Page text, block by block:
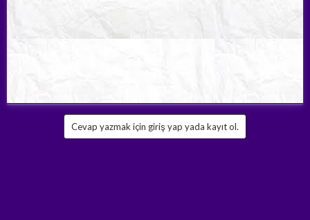
Cevap yazmak için giriş yap yada kayıt ol.